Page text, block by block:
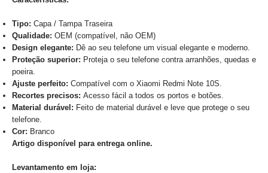
Tipo: Capa / Tampa Traseira
Qualidade: OEM (compatível, não OEM)
Design elegante: Dê ao seu telefone um visual elegante e moderno.
Proteção superior: Proteja o seu telefone contra arranhões, quedas e
poeira.
Ajuste perfeito: Compatível com o Xiaomi Redmi Note 10S.
Recortes precisos: Acesso fácil a todos os portos e botões.
Material durável: Feito de material durável e leve que protege o seu
telefone.
Cor: Branco
Artigo disponível para entrega online.
Levantamento em loja: